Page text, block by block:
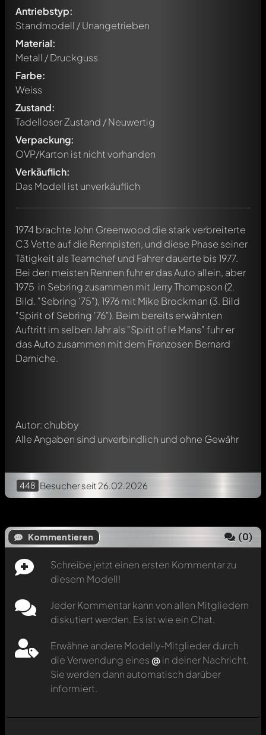
Antriebstyp:
Standmodell / Unangetrieben
Material:
Metall / Druckguss
Farbe:
Weiss
Zustand:
Tadelloser Zustand / Neuwertig
Verpackung:
OVP/Karton ist nicht vorhanden
Verkäuflich:
Das Modell ist unverkäuflich
1974 brachte John Greenwood die stark verbreiterte
C3 Vette auf die Rennpisten, und diese Phase seiner
Tätigkeit als Teamchef und Fahrer dauerte bis 1977.
Bei den meisten Rennen fuhr er das Auto allein, aber
1975 in Sebring zusammen mit Jerry Thompson (2.
Bild. "Sebring '75"), 1976 mit Mike Brockman (3. Bild
"Spirit of Sebring '76"). Beim bereits erwähnten
Auftritt im selben Jahr als "Spirit of le Mans" fuhr er
das Auto zusammen mit dem Franzosen Bernard
Darniche.
Autor: chubby
Alle Angaben sind unverbindlich und ohne Gewähr
448 Besucherseit 26.02.2026
Kommentieren (0)
Schreibe jetzt einen ersten Kommentar zu
diesem Modell!
Jeder Kommentar kann von allen Mitgliedern
diskutiert werden. Es ist wie ein Chat.
Erwähne andere Modelly-Mitglieder durch
die Verwendung eines @in deiner Nachricht.
Sie werden dann automatisch darüber
informiert.
Schreibe jetzt einen ersten Kommentar zu diesem Modell!
Jeder Kommentar kann von allen Mitgliedern diskutiert
werden. Es ist wie ein Chat.
Erwähne andere Modelly-Mitglieder durch die